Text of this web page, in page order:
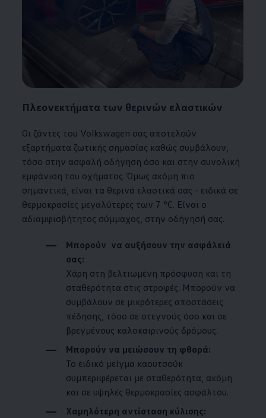
Πλεονεκτήματα των θερινών ελαστικών
Οι ζάντες του Volkswagen σας αποτελούν
εξαρτήματα ζωτικής σημασίας καθώς συμβάλουν,
τόσο στην ασφαλή οδήγηση όσο και στην συνολική
εμφάνιση του οχήματος. Όμως ακόμη πιο
σημαντικά, είναι τα θερινά ελαστικά σας - ειδικά σε
θερμοκρασίες μεγαλύτερες των 7 °C. Είναι ο
αδιαμφισβήτητος σύμμαχος, στην οδήγησή σας.
Μπορούν να αυξήσουν την ασφάλειά
σας:
Χάρη στη βελτιωμένη πρόσφυση και τη
σταθερότητα στις στροφές. Μπορούν να
συμβάλουν σε μικρότερες αποστάσεις
πέδησης, τόσο σε στεγνούς όσο και σε
βρεγμένους καλοκαιρινούς δρόμους.
Μπορούν να μειώσουν τη φθορά:
Το ειδικό μείγμα καουτσούκ
συμπεριφέρεται με σταθερότητα, ακόμη
και σε υψηλές θερμοκρασίες ασφάλτου.
Χαμηλότερη αντίσταση κύλισης: